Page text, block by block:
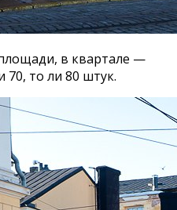
в квартале —
70, то ли 80 штук.